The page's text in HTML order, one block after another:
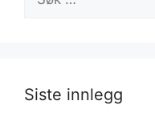
etter:
Siste innlegg